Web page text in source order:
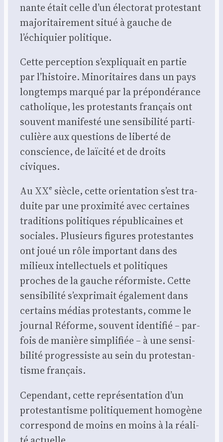
nante était celle d’un élec­to­rat pro­tes­tant
majo­ri­tai­re­ment situé à gauche de
l’échiquier poli­tique.
Cette per­cep­tion s’expliquait en par­tie
par l’histoire. Mino­ri­taires dans un pays
long­temps mar­qué par la pré­pon­dé­rance
catho­lique, les pro­tes­tants fran­çais ont
sou­vent mani­fes­té une sen­si­bi­li­té par­ti­
cu­lière aux ques­tions de liber­té de
conscience, de laï­ci­té et de droits
civiques.
Au XXᵉ siècle, cette orien­ta­tion s’est tra­
duite par une proxi­mi­té avec cer­taines
tra­di­tions poli­tiques répu­bli­caines et
sociales. Plu­sieurs figures pro­tes­tantes
ont joué un rôle impor­tant dans des
milieux intel­lec­tuels et poli­tiques
proches de la gauche réfor­miste. Cette
sen­si­bi­li­té s’exprimait éga­le­ment dans
cer­tains médias pro­tes­tants, comme le
jour­nal Réforme, sou­vent iden­ti­fié – par­
fois de manière sim­pli­fiée – à une sen­si­
bi­li­té pro­gres­siste au sein du pro­tes­tan­
tisme fran­çais.
Cepen­dant, cette repré­sen­ta­tion d’un
pro­tes­tan­tisme poli­ti­que­ment homo­gène
cor­res­pond de moins en moins à la réa­li­